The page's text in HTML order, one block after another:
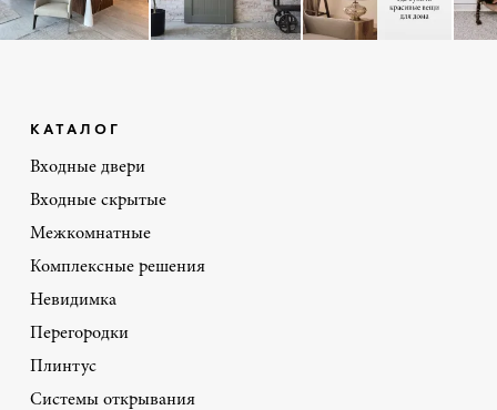
КАТАЛОГ
Входные двери
Входные скрытые
Межкомнатные
Комплексные решения
Невидимка
Перегородки
Плинтус
Системы открывания